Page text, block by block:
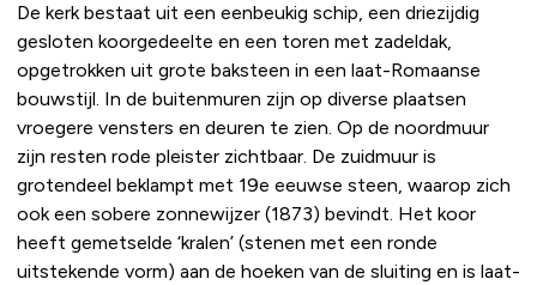
De kerk bestaat uit een eenbeukig schip, een driezijdig
gesloten koorgedeelte en een toren met zadeldak,
opgetrokken uit grote baksteen in een laat-Romaanse
bouwstijl. In de buitenmuren zijn op diverse plaatsen
vroegere vensters en deuren te zien. Op de noordmuur
zijn resten rode pleister zichtbaar. De zuidmuur is
grotendeel beklampt met 19e eeuwse steen, waarop zich
ook een sobere zonnewijzer (1873) bevindt. Het koor
heeft gemetselde ‘kralen’ (stenen met een ronde
uitstekende vorm) aan de hoeken van de sluiting en is laat-